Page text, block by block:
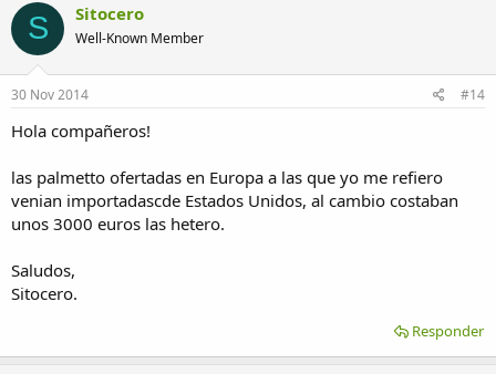
S Sitocero
Well-Known Member
30 Nov 2014 #14
Hola compañeros!
las palmetto ofertadas en Europa a las que yo me refiero
venian importadascde Estados Unidos, al cambio costaban
unos 3000 euros las hetero.
Saludos,
Sitocero.
Responder